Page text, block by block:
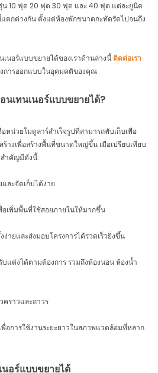
น 10 ฟุต 20 ฟุต 30 ฟุต และ 40 ฟุต แต่ละยูนิต
ตกต่างกัน ตั้งแต่ห้องพักขนาดกะทัดรัดไปจนถึง
นอร์แบบขยายได้ของเราด้านล่างนี้ ติดต่อเรา
การออกแบบในอุดมคติของคุณ
นเทนเนอร์แบบขยายได้?
อหน่วยโมดูลาร์สำเร็จรูปที่สามารถพับเก็บเพื่อ
างเพื่อสร้างพื้นที่ขนาดใหญ่ขึ้น เมื่อเปรียบเทียบ
ำคัญมีดังนี้:
ละจัดเก็บได้ง่าย
อเพิ่มพื้นที่ใช้สอยภายในให้มากขึ้น
ายและส่งมอบโครงการได้รวดเร็วยิ่งขึ้น
แต่งได้ตามต้องการ รวมถึงห้องนอน ห้องน้ำ
ราวและถาวร
อการใช้งานระยะยาวในสภาพแวดล้อมที่หลาก
อร์แบบขยายได้